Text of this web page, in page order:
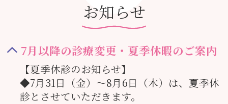
お知らせ
7月以降の診療変更・夏季休暇のご案内
【夏季休診のお知らせ】
◆7月31日（金）～8月6日（木）は、夏季休
診とさせていただきます。